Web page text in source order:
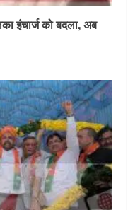
इंचार्ज को बदला, अब